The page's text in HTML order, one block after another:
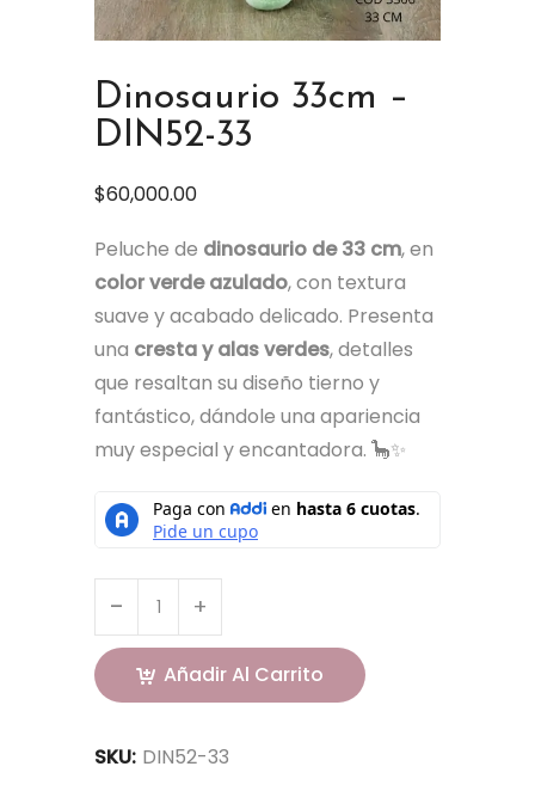
Dinosaurio 33cm –
DIN52-33
$60,000.00
Peluche de dinosaurio de 33 cm, en
color verde azulado, con textura
suave y acabado delicado. Presenta
una cresta y alas verdes, detalles
que resaltan su diseño tierno y
fantástico, dándole una apariencia
muy especial y encantadora. 🦕✨
Añadir Al Carrito
SKU: DIN52-33